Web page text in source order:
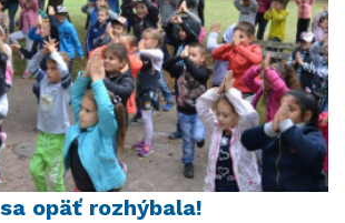
opäť rozhýbala!